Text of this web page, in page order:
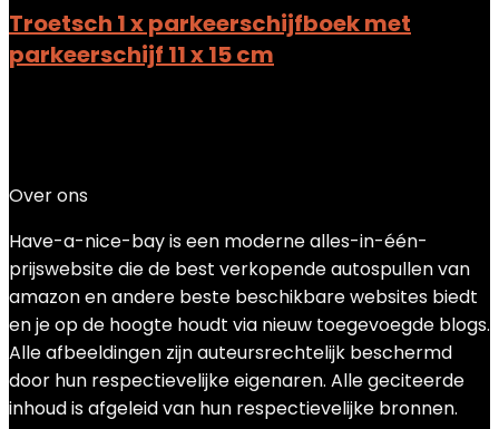
Troetsch 1 x parkeerschijfboek met
parkeerschijf 11 x 15 cm
Over ons
Have-a-nice-bay is een moderne alles-in-één-
prijswebsite die de best verkopende autospullen van
amazon en andere beste beschikbare websites biedt
en je op de hoogte houdt via nieuw toegevoegde blogs.
Alle afbeeldingen zijn auteursrechtelijk beschermd
door hun respectievelijke eigenaren. Alle geciteerde
inhoud is afgeleid van hun respectievelijke bronnen.